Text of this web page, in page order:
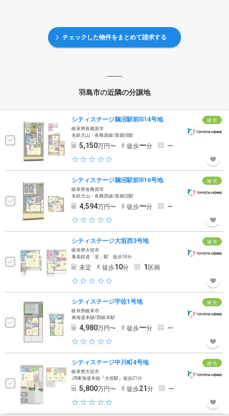
チェックした物件をまとめて請求する
羽島市の近隣の分譲地
建 売
シティステージ鵜沼駅前Ⅲ14号地
岐阜県各務原市
名鉄犬山・各務原線/新鵜沼駅
5,150万円〜 徒歩ー分 ー
建 売
シティステージ鵜沼駅前Ⅲ16号地
岐阜県各務原市
名鉄犬山・各務原線/新鵜沼駅
4,594万円〜 徒歩ー分 ー
建 売
シティステージ大垣西3号地
岐阜県大垣市
養老鉄道「室」駅 徒歩10分
未定 徒歩10分 1 区画
建 売
シティステージ宇佐1号地
岐阜県岐阜市
東海道本線/西岐阜駅
4,980万円〜 徒歩ー分 ー
建 売
シティステージ中川町4号地
岐阜県大垣市
JR東海道本線『大垣駅』徒歩21分
5,800万円〜 徒歩21 分 ー